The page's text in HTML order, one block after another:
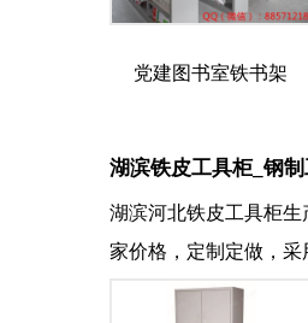
党建图书室铁书架
湖滨铁皮工具柜_钢
湖滨河北铁皮工具柜
家价格，定制定做，采